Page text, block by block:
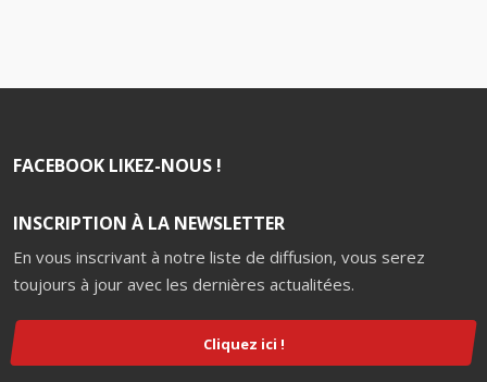
FACEBOOK LIKEZ-NOUS !
INSCRIPTION À LA NEWSLETTER
En vous inscrivant à notre liste de diffusion, vous serez
toujours à jour avec les dernières actualitées.
Cliquez ici !